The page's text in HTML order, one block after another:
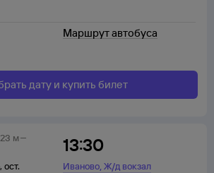
Маршрут автобуса
дату и купить билет
, ост.
13:30
Иваново,Ж/д вокзал
23 м